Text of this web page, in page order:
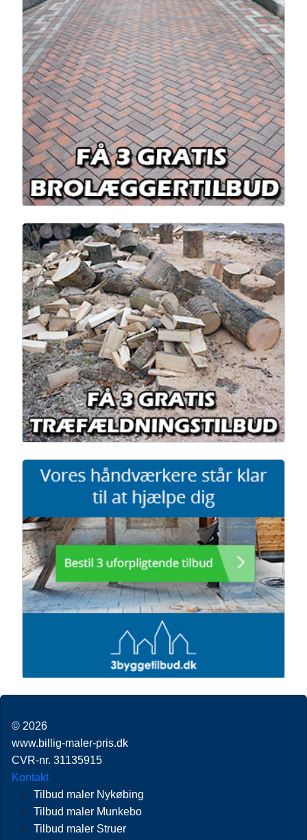
© 2026
www.billig-maler-pris.dk
CVR-nr. 31135915
Kontakt
Tilbud maler Nykøbing
Tilbud maler Munkebo
Tilbud maler Struer